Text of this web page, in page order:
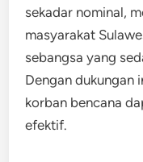
sekadar nominal,
masyarakat
sebangsa yang
Dengan dukungan
korban bencana
efektif.